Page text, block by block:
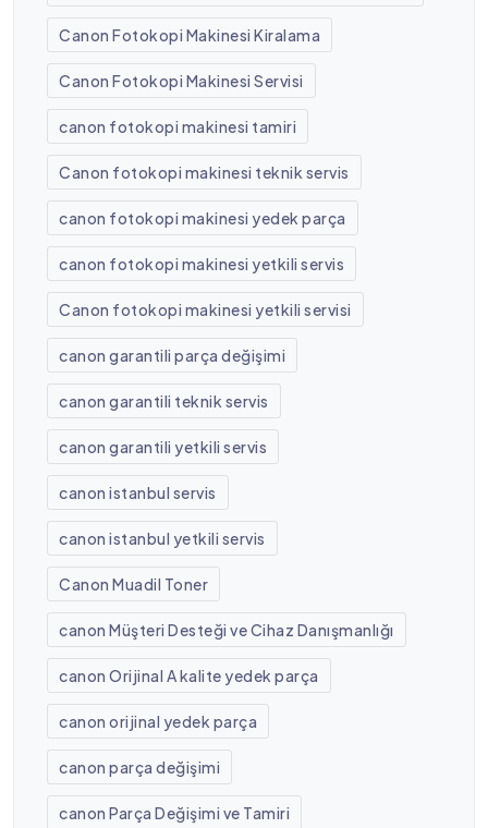
Canon Fotokopi Makinesi Kiralama
Canon Fotokopi Makinesi Servisi
canon fotokopi makinesi tamiri
Canon fotokopi makinesi teknik servis
canon fotokopi makinesi yedek parça
canon fotokopi makinesi yetkili servis
Canon fotokopi makinesi yetkili servisi
canon garantili parça değişimi
canon garantili teknik servis
canon garantili yetkili servis
canon istanbul servis
canon istanbul yetkili servis
Canon Muadil Toner
canon Müşteri Desteği ve Cihaz Danışmanlığı
canon Orijinal A kalite yedek parça
canon orijinal yedek parça
canon parça değişimi
canon Parça Değişimi ve Tamiri